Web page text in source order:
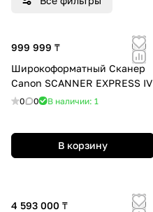
999 999 ₸
Широкоформатный Сканер
Canon SCANNER EXPRESS IV
0 0 В наличии: 1
В корзину
4 593 000 ₸